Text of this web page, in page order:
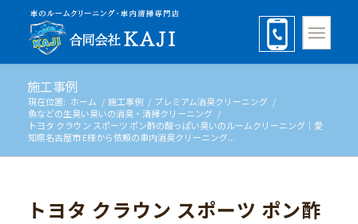
施工事例
現在位置: ホーム / 施工事例 / プレミアム消臭クリーニング /
魚などの生臭い臭いの消臭・清掃クリーニング /
トヨタ クラウン スポーツ ポン酢の酸っぱい臭いのルームクリーニング｜愛
知県名古屋市 E様から依頼の車内消臭クリーニング...
トヨタ クラウン スポーツ ポン酢